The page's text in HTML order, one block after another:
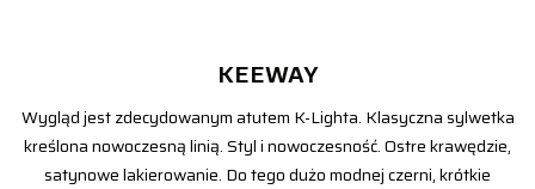
KEEWAY
Wygląd jest zdecydowanym atutem K-Lighta. Klasyczna sylwetka
kreślona nowoczesną linią. Styl i nowoczesność. Ostre krawędzie,
satynowe lakierowanie. Do tego dużo modnej czerni, krótkie